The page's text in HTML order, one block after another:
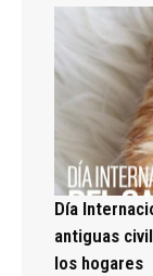
Día
antiguas
los hogares